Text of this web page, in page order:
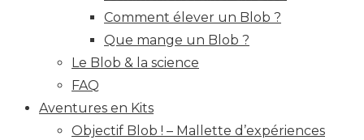
Comment élever un Blob ?
Que mange un Blob ?
Le Blob & la science
FAQ
Aventures en Kits
Objectif Blob ! – Mallette d’expériences